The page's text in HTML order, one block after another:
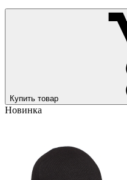
Купить товар
Новинка